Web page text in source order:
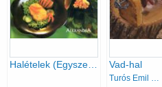
Vad-hal